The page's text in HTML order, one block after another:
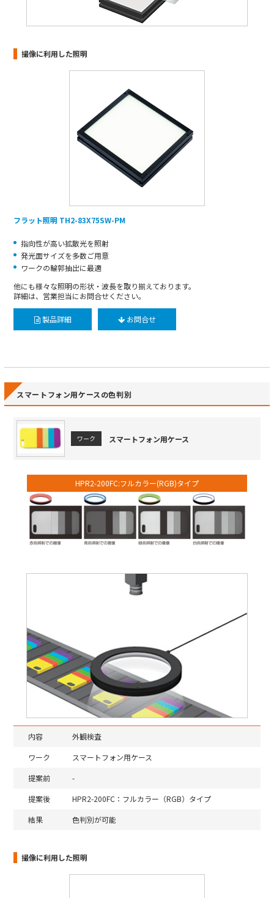
撮像に利用した照明
フラット照明 TH2-83X75SW-PM
指向性が高い拡散光を照射
発光面サイズを多数ご用意
ワークの輪郭抽出に最適
他にも様々な照明の形状・波長を取り揃えております。
詳細は、営業担当にお問合せください。
製品詳細 お問合せ
スマートフォン用ケースの色判別
ワーク スマートフォン用ケース
HPR2-200FC:フルカラー(RGB)タイプ
内容
外観検査
ワーク
スマートフォン用ケース
提案前
-
提案後
HPR2-200FC：フルカラー（RGB）タイプ
結果
色判別が可能
撮像に利用した照明